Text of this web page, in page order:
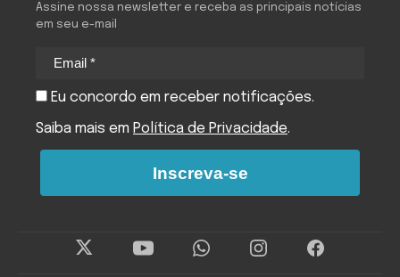
Assine nossa newsletter e receba as principais notícias
em seu e-mail
Eu concordo em receber notificações.
Saiba mais em Política de Privacidade.
Inscreva-se